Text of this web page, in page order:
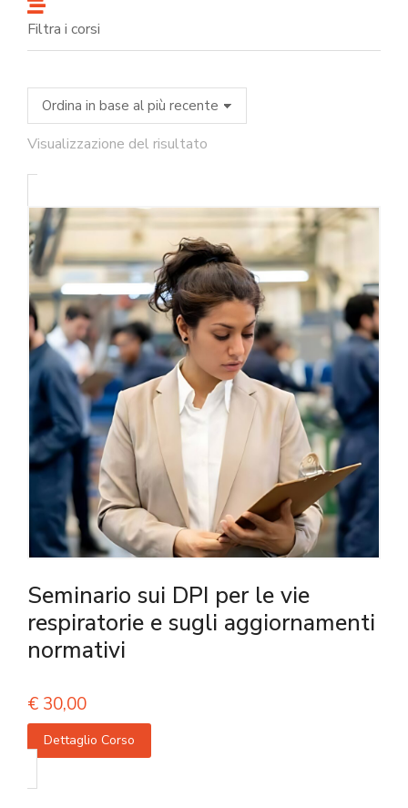
Filtra i corsi
Visualizzazione del risultato
Seminario sui DPI per le vie
respiratorie e sugli aggiornamenti
normativi
€ 30,00
Dettaglio Corso